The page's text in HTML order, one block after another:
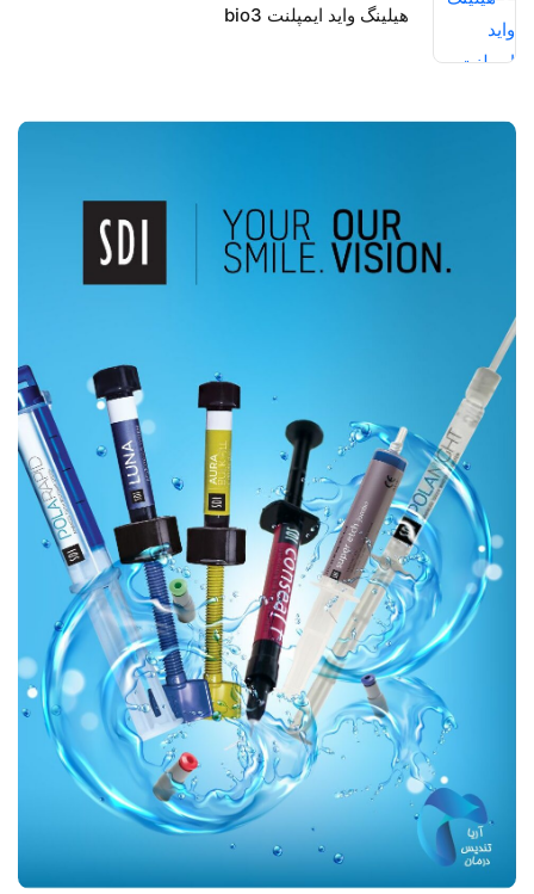
هیلینگ واید ایمپلنت bio3